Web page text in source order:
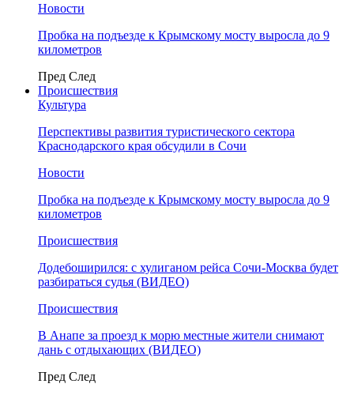
Новости
Пробка на подъезде к Крымскому мосту выросла до 9
километров
Пред След
Происшествия
Культура
Перспективы развития туристического сектора
Краснодарского края обсудили в Сочи
Новости
Пробка на подъезде к Крымскому мосту выросла до 9
километров
Происшествия
Додебоширился: с хулиганом рейса Сочи-Москва будет
разбираться судья (ВИДЕО)
Происшествия
В Анапе за проезд к морю местные жители снимают
дань с отдыхающих (ВИДЕО)
Пред След